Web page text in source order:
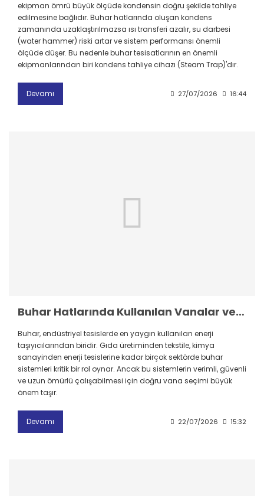
ekipman ömrü büyük ölçüde kondensin doğru şekilde tahliye
edilmesine bağlıdır. Buhar hatlarında oluşan kondens
zamanında uzaklaştırılmazsa ısı transferi azalır, su darbesi
(water hammer) riski artar ve sistem performansı önemli
ölçüde düşer. Bu nedenle buhar tesisatlarının en önemli
ekipmanlarından biri kondens tahliye cihazı (Steam Trap)'dır.
Devamı 27/07/2026 16:44
Buhar Hatlarında Kullanılan Vanalar ve Doğru Seçim Rehberi
Buhar, endüstriyel tesislerde en yaygın kullanılan enerji
taşıyıcılarından biridir. Gıda üretiminden tekstile, kimya
sanayinden enerji tesislerine kadar birçok sektörde buhar
sistemleri kritik bir rol oynar. Ancak bu sistemlerin verimli, güvenli
ve uzun ömürlü çalışabilmesi için doğru vana seçimi büyük
önem taşır.
Devamı 22/07/2026 15:32